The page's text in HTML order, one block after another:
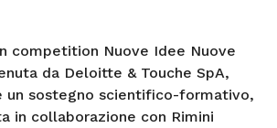
competition Nuove Idee Nuove
da Deloitte & Touche SpA,
un sostegno scientifico-formativo,
in collaborazione con Rimini